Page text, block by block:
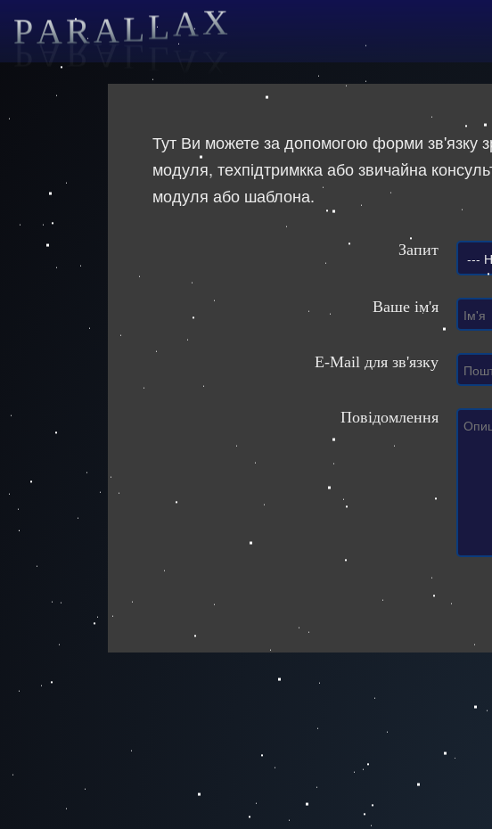
PARALLAX
Тут Ви можете за допомогою форми зв'язку
модуля, техпідтримкка або звичайна
модуля або шаблона.
Запит
Ваше ім'я
E-Mail для зв'язку
Повідомлення